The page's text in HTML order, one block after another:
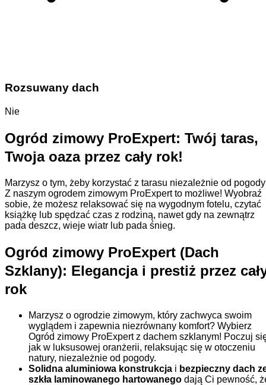
Rozsuwany dach
Nie
Ogród zimowy ProExpert: Twój taras,
Twoja oaza przez cały rok!
Marzysz o tym, żeby korzystać z tarasu niezależnie od
Z naszym ogrodem zimowym ProExpert to możliwe! Wyobraź
sobie, że możesz relaksować się na wygodnym fotelu, czytać
książkę lub spędzać czas z rodziną, nawet gdy na zewnątrz
pada deszcz, wieje wiatr lub pada śnieg.
Ogród zimowy ProExpert (Dach
Szklany): Elegancja i prestiż przez
rok
Marzysz o ogrodzie zimowym, który zachwyca swoim
wyglądem i zapewnia niezrównany komfort? Wybierz
Ogród zimowy ProExpert z dachem szklanym! Poczuj
jak w luksusowej oranżerii, relaksując się w otoczeniu
natury, niezależnie od pogody.
Solidna aluminiowa konstrukcja i bezpieczny dach
szkła laminowanego hartowanego dają Ci pewność,